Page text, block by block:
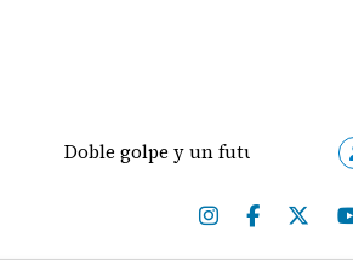
Doble golpe y un futuro por revisar